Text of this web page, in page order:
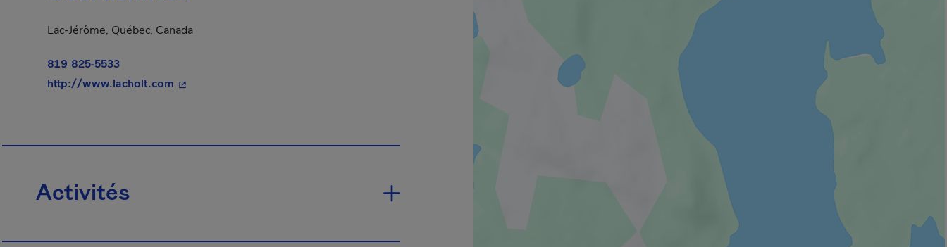
Lac-Jérôme, Québec, Canada
819 825-5533
http://www.lacholt.com - Cet hyperlien s'ouvrira dans une nouvelle fenêtre.
Activités